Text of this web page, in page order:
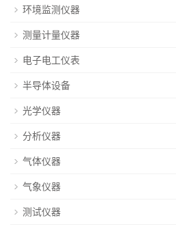
环境监测仪器
测量计量仪器
电子电工仪表
半导体设备
光学仪器
分析仪器
气体仪器
气象仪器
测试仪器